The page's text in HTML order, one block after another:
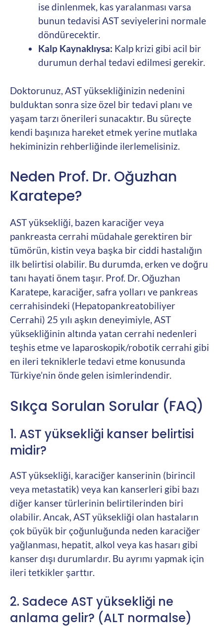
ise dinlenmek, kas yaralanması varsa
bunun tedavisi AST seviyelerini normale
döndürecektir.
Kalp Kaynaklıysa: Kalp krizi gibi acil bir
durumun derhal tedavi edilmesi gerekir.
Doktorunuz, AST yüksekliğinizin nedenini
bulduktan sonra size özel bir tedavi planı ve
yaşam tarzı önerileri sunacaktır. Bu süreçte
kendi başınıza hareket etmek yerine mutlaka
hekiminizin rehberliğinde ilerlemelisiniz.
Neden Prof. Dr. Oğuzhan
Karatepe?
AST yüksekliği, bazen karaciğer veya
pankreasta cerrahi müdahale gerektiren bir
tümörün, kistin veya başka bir ciddi hastalığın
ilk belirtisi olabilir. Bu durumda, erken ve doğru
tanı hayati önem taşır. Prof. Dr. Oğuzhan
Karatepe, karaciğer, safra yolları ve pankreas
cerrahisindeki (Hepatopankreatobiliyer
Cerrahi) 25 yılı aşkın deneyimiyle, AST
yüksekliğinin altında yatan cerrahi nedenleri
teşhis etme ve laparoskopik/robotik cerrahi gibi
en ileri tekniklerle tedavi etme konusunda
Türkiye’nin önde gelen isimlerindendir.
Sıkça Sorulan Sorular (FAQ)
1. AST yüksekliği kanser belirtisi
midir?
AST yüksekliği, karaciğer kanserinin (birincil
veya metastatik) veya kan kanserleri gibi bazı
diğer kanser türlerinin belirtilerinden biri
olabilir. Ancak, AST yüksekliği olan hastaların
çok büyük bir çoğunluğunda neden karaciğer
yağlanması, hepatit, alkol veya kas hasarı gibi
kanser dışı durumlardır. Bu ayrımı yapmak için
ileri tetkikler şarttır.
2. Sadece AST yüksekliği ne
anlama gelir? (ALT normalse)